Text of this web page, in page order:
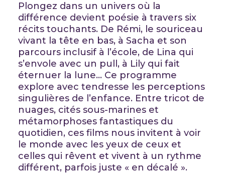
Plongez dans un univers où la
différence devient poésie à travers six
récits touchants. De Rémi, le souriceau
vivant la tête en bas, à Sacha et son
parcours inclusif à l’école, de Lina qui
s’envole avec un pull, à Lily qui fait
éternuer la lune… Ce programme
explore avec tendresse les perceptions
singulières de l’enfance. Entre tricot de
nuages, cités sous-marines et
métamorphoses fantastiques du
quotidien, ces films nous invitent à voir
le monde avec les yeux de ceux et
celles qui rêvent et vivent à un rythme
différent, parfois juste « en décalé ».